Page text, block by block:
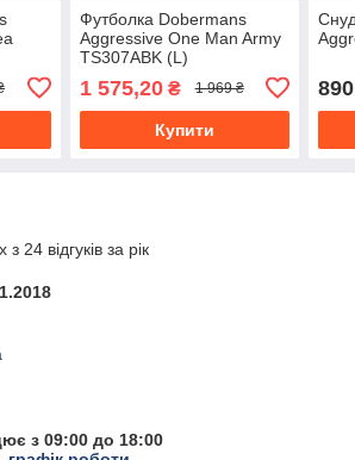
Футболка Dobermans
Aggressive One Man Army
TS307ABK (L)
1 575,20₴ 1 969 ₴
Купити
890
24 відгуків за рік
з 09:00 до 18:00